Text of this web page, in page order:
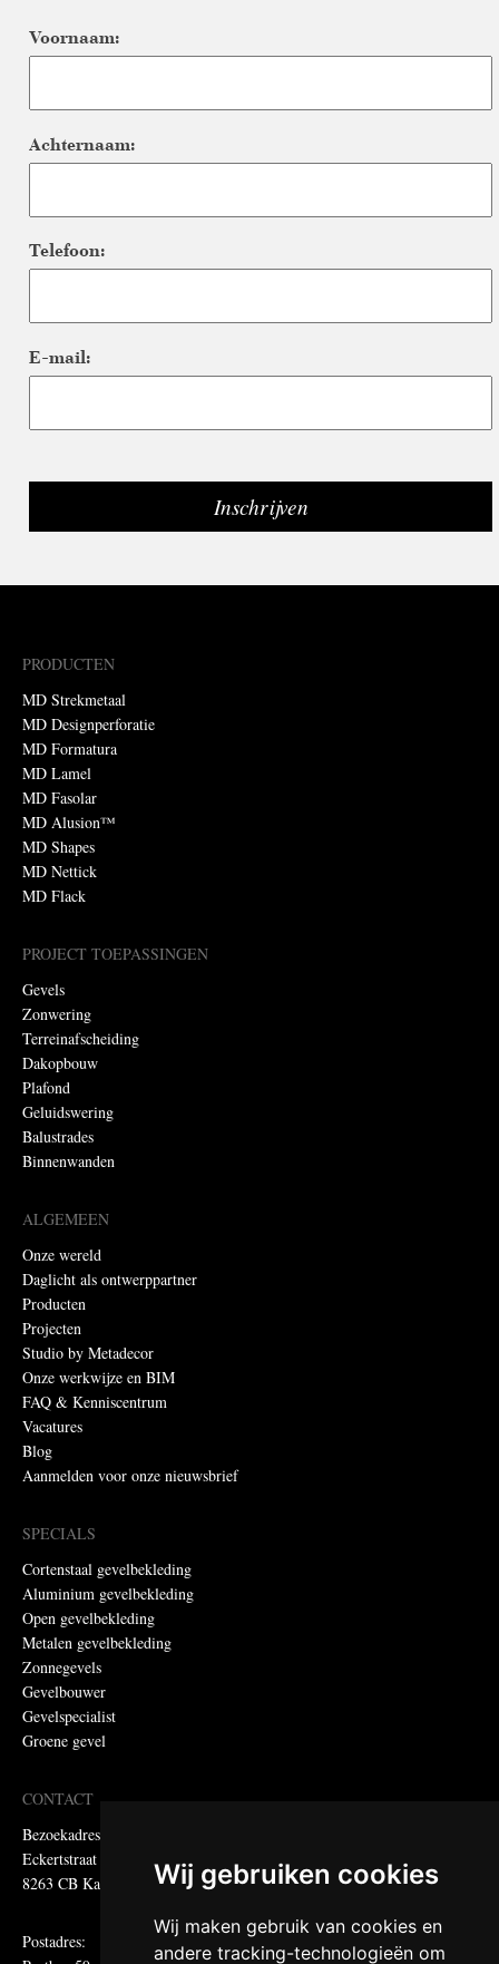
Wij gebruiken cookies
Wij maken gebruik van cookies en
andere tracking-technologieën om
Voornaam:
Achternaam:
Telefoon:
E-mail:
PRODUCTEN
MD Strekmetaal
MD Designperforatie
MD Formatura
MD Lamel
MD Fasolar
MD Alusion™
MD Shapes
MD Nettick
MD Flack
PROJECT TOEPASSINGEN
Gevels
Zonwering
Terreinafscheiding
Dakopbouw
Plafond
Geluidswering
Balustrades
Binnenwanden
ALGEMEEN
Onze wereld
Daglicht als ontwerppartner
Producten
Projecten
Studio by Metadecor
Onze werkwijze en BIM
FAQ & Kenniscentrum
Vacatures
Blog
Aanmelden voor onze nieuwsbrief
SPECIALS
Cortenstaal gevelbekleding
Aluminium gevelbekleding
Open gevelbekleding
Metalen gevelbekleding
Zonnegevels
Gevelbouwer
Gevelspecialist
Groene gevel
CONTACT
Bezoekadres:
Eckertstraat 75
8263 CB Kampen
Postadres: